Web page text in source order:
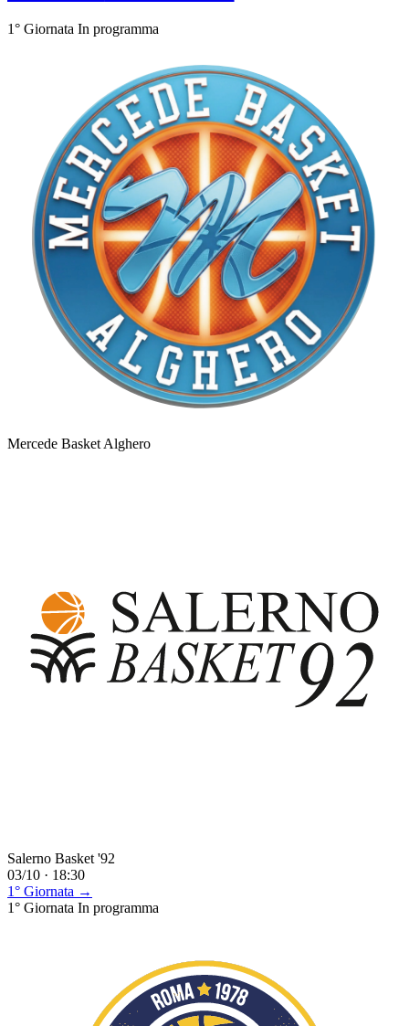
1° Giornata In programma
Mercede Basket Alghero
Salerno Basket '92
03/10 · 18:30
1° Giornata →
1° Giornata In programma